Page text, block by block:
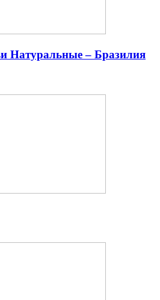
Натуральные – Бразилия